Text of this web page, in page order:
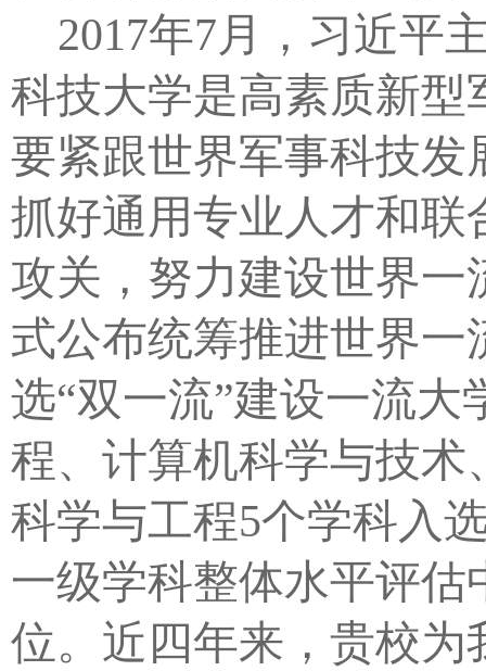
2017年7月，习近平
科技大学是高素质新
要紧跟世界军事科技
抓好通用专业人才和
攻关，努力建设世界一
式公布统筹推进世界
选“双一流”建设一流
程、计算机科学与技
科学与工程5个学科入
一级学科整体水平评
位。近四年来，贵校